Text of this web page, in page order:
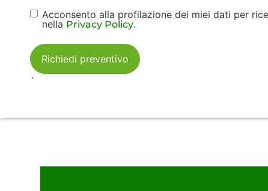
Marketing
Consenso
Profilazione
/ Terzi
Acconsento alla profilazione dei miei dati per
nella Privacy Policy.
Richiedi preventivo
`